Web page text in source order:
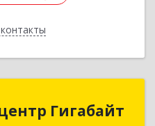
Гигабайт
Гигабайт